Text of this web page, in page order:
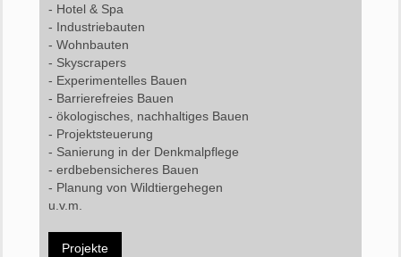
- Hotel & Spa
- Industriebauten
- Wohnbauten
- Skyscrapers
- Experimentelles Bauen
- Barrierefreies Bauen
- ökologisches, nachhaltiges Bauen
- Projektsteuerung
- Sanierung in der Denkmalpflege
- erdbebensicheres Bauen
- Planung von Wildtiergehegen
u.v.m.
Projekte